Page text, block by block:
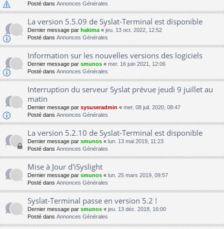
Posté dans Annonces Générales
La version 5.5.09 de Syslat-Terminal est disponible
Dernier message par hakima « jeu. 13 oct. 2022, 12:52
Posté dans Annonces Générales
Information sur les nouvelles versions des logiciels
Dernier message par smunos « mer. 16 juin 2021, 12:06
Posté dans Annonces Générales
Interruption du serveur Syslat prévue jeudi 9 juillet au
matin
Dernier message par sysuseradmin « mer. 08 juil. 2020, 08:47
Posté dans Annonces Générales
La version 5.2.10 de Syslat-Terminal est disponible
Dernier message par smunos « lun. 13 mai 2019, 11:23
Posté dans Annonces Générales
Mise à Jour d'iSyslight
Dernier message par smunos « lun. 25 mars 2019, 09:57
Posté dans Annonces Générales
Syslat-Terminal passe en version 5.2 !
Dernier message par smunos « jeu. 13 déc. 2018, 16:00
Posté dans Annonces Générales